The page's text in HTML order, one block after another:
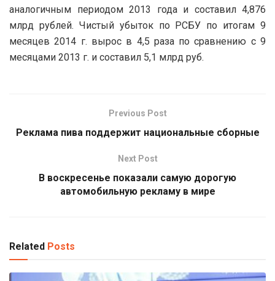
аналогичным периодом 2013 года и составил 4,876
млрд рублей. Чистый убыток по РСБУ по итогам 9
месяцев 2014 г. вырос в 4,5 раза по сравнению с 9
месяцами 2013 г. и составил 5,1 млрд руб.
Previous Post
Реклама пива поддержит национальные сборные
Next Post
В воскресенье показали самую дорогую
автомобильную рекламу в мире
Related Posts